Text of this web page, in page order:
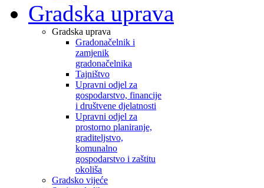
Gradska uprava
Gradska uprava
Gradonačelnik i
zamjenik
gradonačelnika
Tajništvo
Upravni odjel za
gospodarstvo, financije
i društvene djelatnosti
Upravni odjel za
prostorno planiranje,
graditeljstvo,
komunalno
gospodarstvo i zaštitu
okoliša
Gradsko vijeće